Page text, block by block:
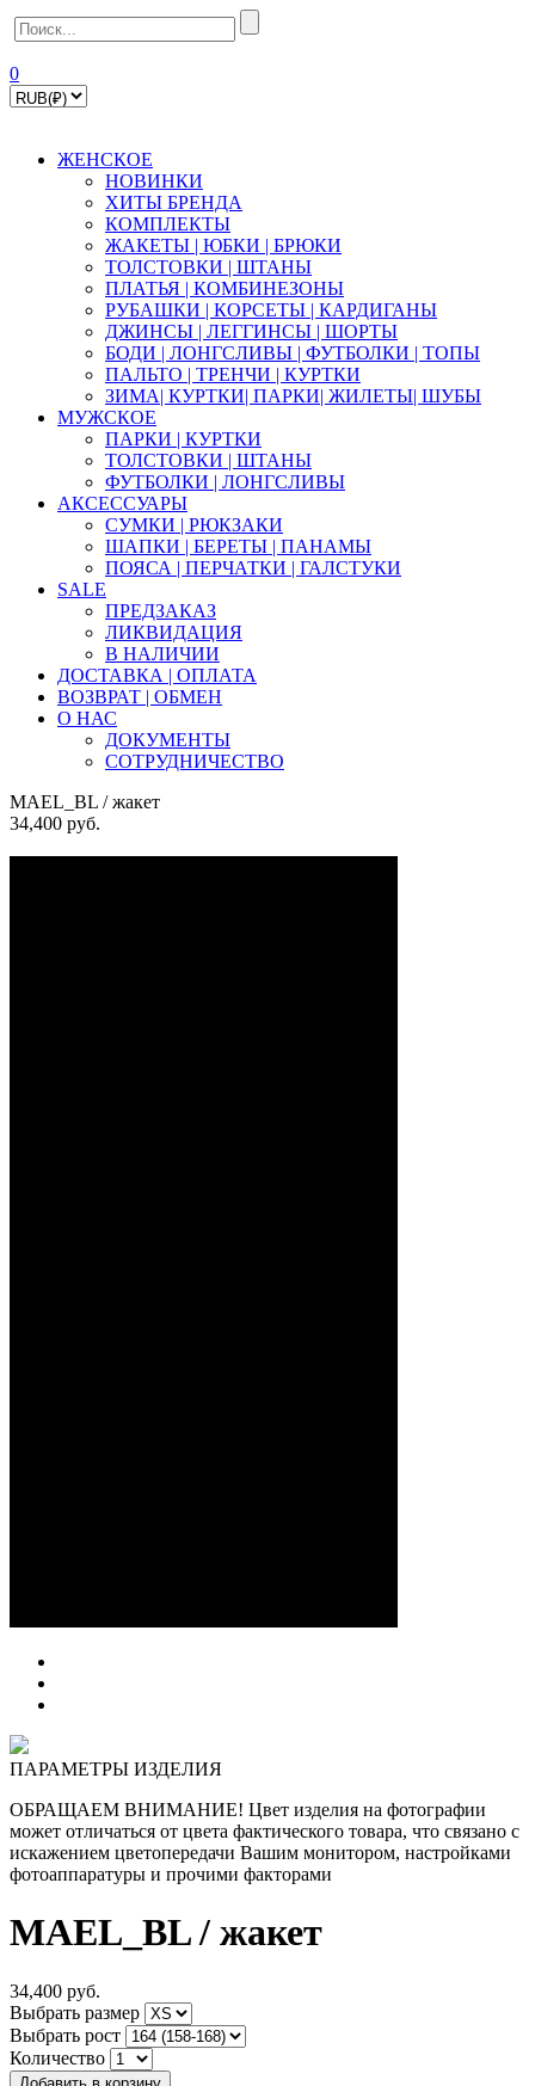
0
ЖЕНСКОЕ
НОВИНКИ
ХИТЫ БРЕНДА
КОМПЛЕКТЫ
ЖАКЕТЫ | ЮБКИ | БРЮКИ
ТОЛСТОВКИ | ШТАНЫ
ПЛАТЬЯ | КОМБИНЕЗОНЫ
РУБАШКИ | КOPСЕТЫ | КАРДИГАНЫ
ДЖИНСЫ | ЛЕГГИНСЫ | ШОРТЫ
БОДИ | ЛОНГСЛИВЫ | ФУТБОЛКИ | ТОПЫ
ПАЛЬТО | ТРЕНЧИ | КУРТКИ
ЗИМА| КУРТКИ| ПАРКИ| ЖИЛЕТЫ| ШУБЫ
МУЖСКОЕ
ПАРКИ | КУРТКИ
ТОЛСТОВКИ | ШТАНЫ
ФУТБОЛКИ | ЛОНГСЛИВЫ
АКСЕССУАРЫ
СУМКИ | РЮКЗАКИ
ШАПКИ | БЕРЕТЫ | ПАНАМЫ
ПОЯСА | ПЕРЧАТКИ | ГАЛСТУКИ
SALE
ПРЕДЗАКАЗ
ЛИКВИДАЦИЯ
В НАЛИЧИИ
ДОСТАВКА | ОПЛАТА
ВОЗВРАТ | ОБМЕН
О НАС
ДОКУМЕНТЫ
СОТРУДНИЧЕСТВО
MAEL_BL / жакет
34,400 руб.
ПАРАМЕТРЫ ИЗДЕЛИЯ
ОБРАЩАЕМ ВНИМАНИЕ! Цвет изделия на фотографии
может отличаться от цвета фактического товара, что связано с
искажением цветопередачи Вашим монитором, настройками
фотоаппаратуры и прочими факторами
MAEL_BL/ жакет
34,400 руб.
Выбрать размер
Выбрать рост
Количество